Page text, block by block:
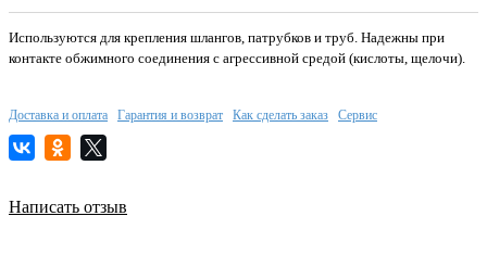
Используются для крепления шлангов, патрубков и труб. Надежны при
контакте обжимного соединения с агрессивной средой (кислоты, щелочи).
Доставка и оплата Гарантия и возврат Как сделать заказ Сервис
Написать отзыв